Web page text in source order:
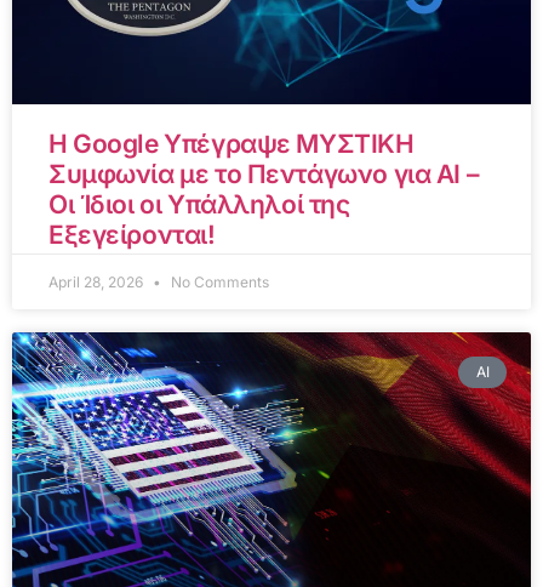
Η Google Υπέγραψε ΜΥΣΤΙΚΗ
Συμφωνία με το Πεντάγωνο για AI –
Οι Ίδιοι οι Υπάλληλοί της
Εξεγείρονται!
April 28, 2026 No Comments
AI